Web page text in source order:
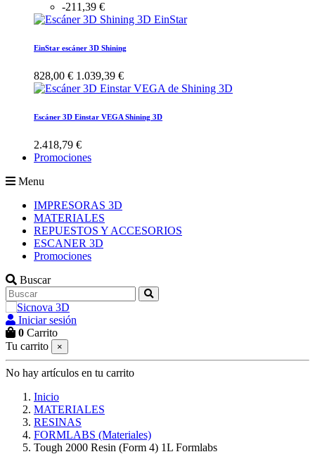
-211,39 €
EinStar escáner 3D Shining
828,00 € 1.039,39 €
Escáner 3D Einstar VEGA Shining 3D
2.418,79 €
Promociones
Menu
IMPRESORAS 3D
MATERIALES
REPUESTOS Y ACCESORIOS
ESCANER 3D
Promociones
Buscar
Iniciar sesión
0 Carrito
Tu carrito
×
No hay artículos en tu carrito
Inicio
MATERIALES
RESINAS
FORMLABS (Materiales)
Tough 2000 Resin (Form 4) 1L Formlabs